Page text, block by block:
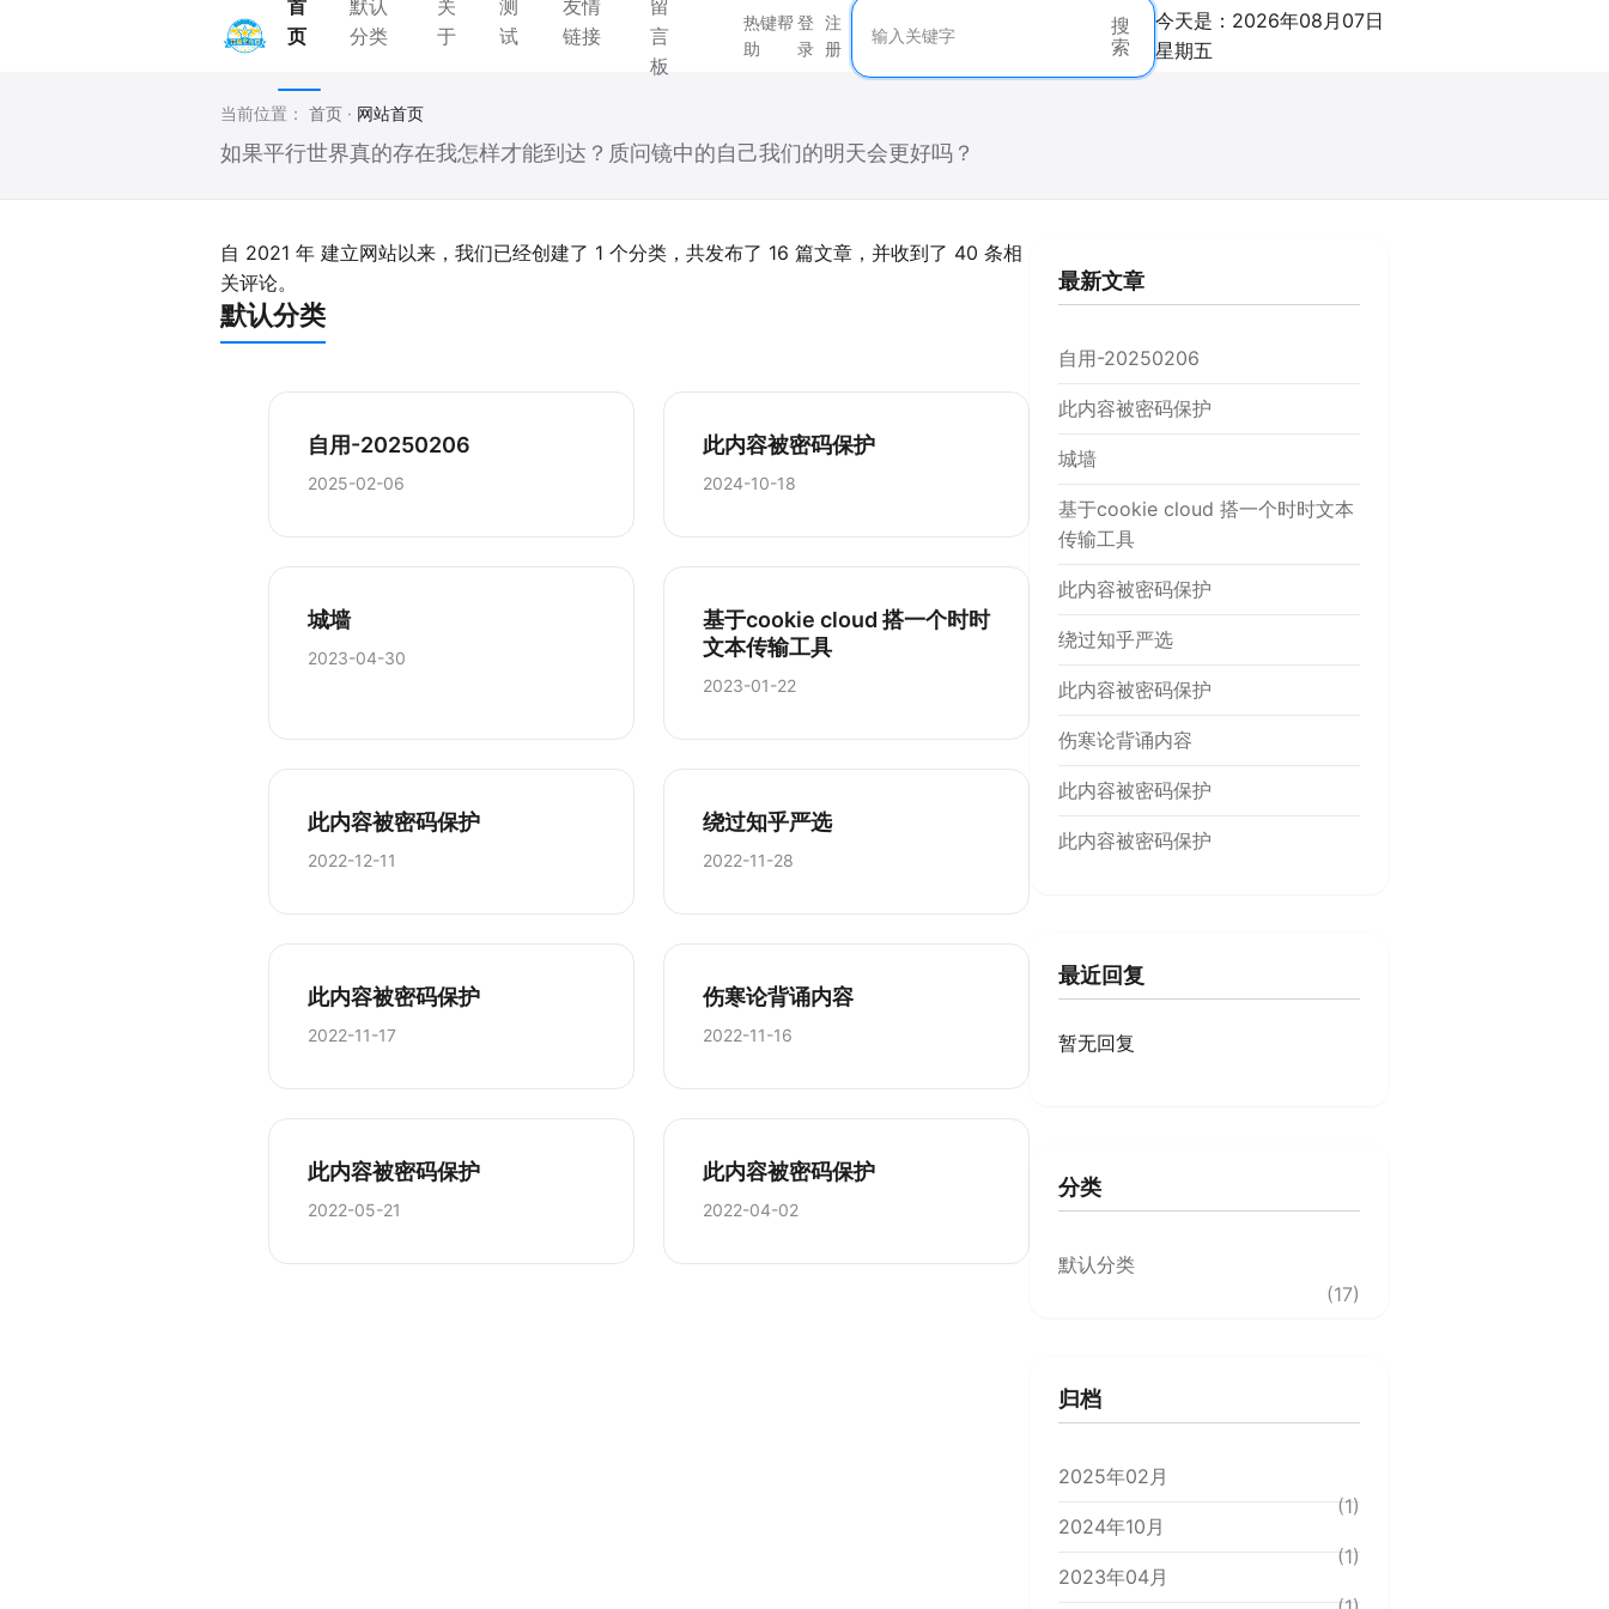
首
页
默认
分类
关
于
测
试
友情
链接
留
言
板
热键帮
助
登
录
注
册
搜索关键字
搜
索
今天是：2026年08月07日
星期五
当前位置： 首页 · 网站首页
如果平行世界真的存在我怎样才能到达？质问镜中的自己我们的明天会更好吗？
自 2021 年 建立网站以来，我们已经创建了 1 个分类，共发布了 16 篇文章，并收到了 40 条相
关评论。
默认分类
自用-20250206
2025-02-06
此内容被密码保护
2024-10-18
城墙
2023-04-30
基于cookie cloud 搭一个时时
文本传输工具
2023-01-22
此内容被密码保护
2022-12-11
绕过知乎严选
2022-11-28
此内容被密码保护
2022-11-17
伤寒论背诵内容
2022-11-16
此内容被密码保护
2022-05-21
此内容被密码保护
2022-04-02
最新文章
自用-20250206
此内容被密码保护
城墙
基于cookie cloud 搭一个时时文本
传输工具
此内容被密码保护
绕过知乎严选
此内容被密码保护
伤寒论背诵内容
此内容被密码保护
此内容被密码保护
最近回复
暂无回复
分类
默认分类
(17)
归档
2025年02月
(1)
2024年10月
(1)
2023年04月